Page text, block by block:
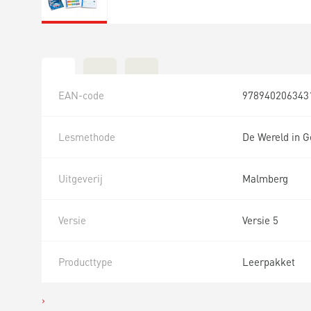
EAN-code
Lesmethode De Wereld in
Uitgeverij Malmberg
Versie Versie 5
Producttype Leerpakket